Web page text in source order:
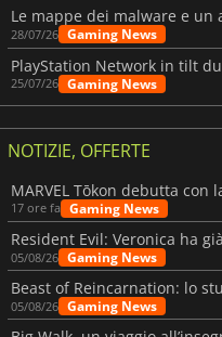
28/07/26 Gaming News
25/07/26 Gaming News
NOTIZIE, OFFERTE
17 ore fa Gaming News
05/08/26 Gaming News
05/08/26 Gaming News